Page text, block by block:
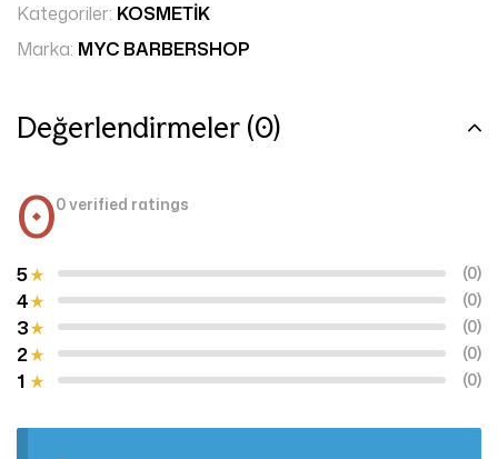
Kategoriler: KOSMETİK
Marka: MYC BARBERSHOP
Değerlendirmeler (0)
00 verified ratings
1 (0)
2 (0)
3 (0)
4 (0)
5 (0)